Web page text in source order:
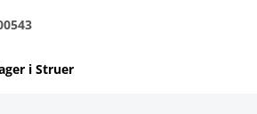
i Struer